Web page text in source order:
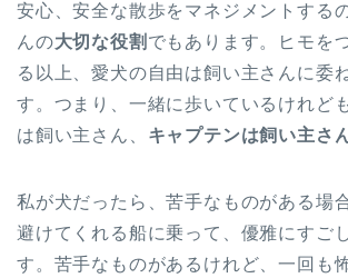
安心、安全な散歩をマネジメントする
んの大切な役割 でもあります。ヒモを
る以上、愛犬の自由は飼い主さんに委
す。つまり、一緒に歩いているけれど
は飼い主さん、 キャプテンは飼い主さ
私が犬だったら、苦手なものがある場
避けてくれる船に乗って、優雅にすご
す。苦手なものがあるけれど、一回も